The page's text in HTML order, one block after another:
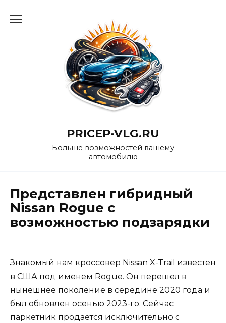
PRICEP-VLG.RU
Больше возможностей вашему
автомобилю
Представлен гибридный
Nissan Rogue с
возможностью подзарядки
Знакомый нам кроссовер Nissan X-Trail известен
в США под именем Rogue. Он перешел в
нынешнее поколение в середине 2020 года и
был обновлен осенью 2023-го. Сейчас
паркетник продается исключительно с